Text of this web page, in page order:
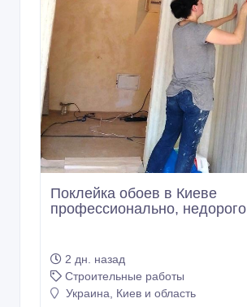
Поклейка обоев в Киеве
профессионально, недорого
2 дн. назад
Строительные работы
Украина, Киев и область